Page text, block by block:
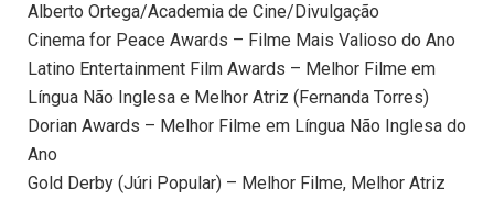
Alberto Ortega/Academia de Cine/Divulgação
Cinema for Peace Awards – Filme Mais Valioso do Ano
Latino Entertainment Film Awards – Melhor Filme em
Língua Não Inglesa e Melhor Atriz (Fernanda Torres)
Dorian Awards – Melhor Filme em Língua Não Inglesa do
Ano
Gold Derby (Júri Popular) – Melhor Filme, Melhor Atriz